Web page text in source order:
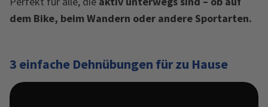
dem Bike, beim Wandern oder andere Sportarten.
3 einfache Dehnübungen für zu Hause